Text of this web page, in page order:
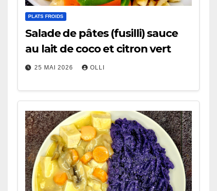
PLATS FROIDS
Salade de pâtes (fusilli) sauce
au lait de coco et citron vert
25 MAI 2026 OLLI